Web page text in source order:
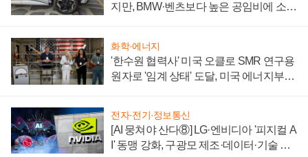
지만, BMW·벤츠보다 높은 공임비에 소비
화학·에너지
'한수원 협력사' 미국 오클로 SMR 연구용
원자로 '임계 상태' 도달, 미국 에너지부
전자·전기·정보통신
[AI 뭉쳐야 산다⑧] LG·엔비디아 '피지컬 A
I' 동맹 강화, 구광모 제조·데이터·기술 결